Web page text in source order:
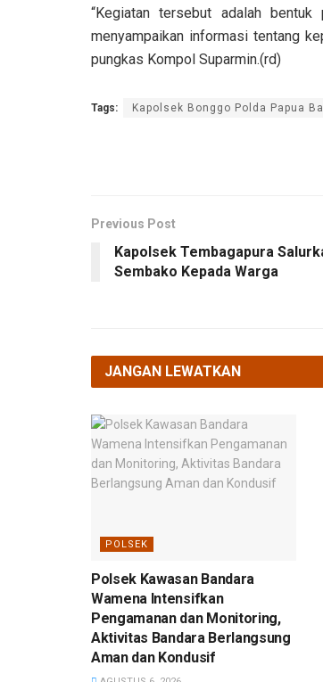
“Kegiatan tersebut adalah
menyampaikan informasi tentang
pungkas Kompol Suparmin.(rd)
Tags: Kapolsek Bonggo Polda Papua
Previous Post
Kapolsek Tembagapura
Sembako Kepada Warga
JANGAN LEWATKAN
POLSEK
Polsek Kawasan Bandara
Wamena Intensifkan
Pengamanan dan Monitoring,
Aktivitas Bandara Berlangsung
Aman dan Kondusif